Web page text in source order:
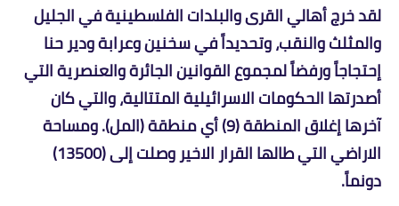
لقد خرج أهالي القرى والبلدات الفلسطينية في الجليل
والمثلث والنقب، وتحديداً في سخنين وعرابة ودير حنا
إحتجاجاً ورفضاً لمجموع القوانين الجائرة والعنصرية التي
أصدرتها الحكومات الاسرائيلية المتتالية، والتي كان
آخرها إغلاق المنطقة (9) أي منطقة (المل). ومساحة
الاراضي التي طالها القرار الاخير وصلت إلى (13500)
دونماً.